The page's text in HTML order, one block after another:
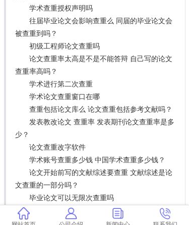
学术查重授权声明吗
往届毕业论文会影响查重么 同届的毕业论文会
被查重到吗？
初级工程师论文查重吗
论文查重率太高是不是不能答辩 自己写的论文
查重率高吗？
学术进行第二次查重
学术论文查重窗口在哪
查重包括论文库么 论文查重包括参考文献吗？
发表教改论文 查重率 发表期刊论文查重率是多
少？
论文查重改字软件
学术账号查重多少钱 中国学术查重多少钱？
论文开始前写的文献综述要查重 文献综述是论
文查重的一部分吗？
毕业论文可以无限次查重吗
经济哲学论文查重
论文查重9.5 论文查重软件有哪些？